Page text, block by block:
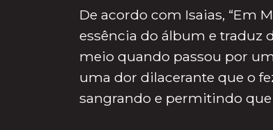
De acordo com Isaias, “Em
essência do álbum e traduz
meio quando passou por
uma dor dilacerante que o
sangrando e permitindo